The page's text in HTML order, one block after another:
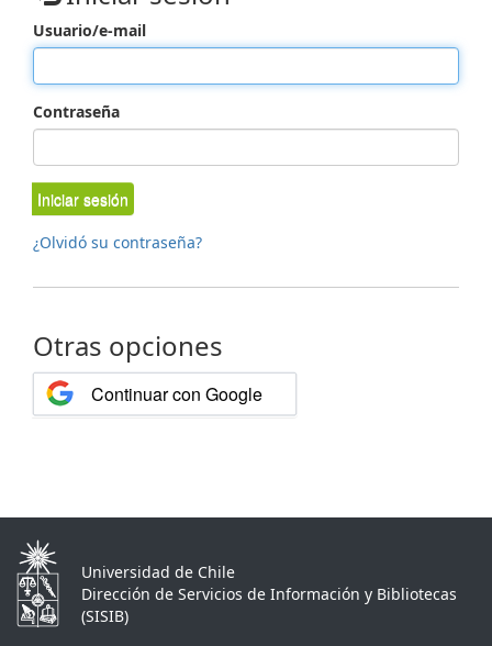
Usuario/e-mail
Contraseña
Iniciar sesión
¿Olvidó su contraseña?
Otras opciones
Continuar con Google
Universidad de Chile
Dirección de Servicios de Información y Bibliotecas
(SISIB)